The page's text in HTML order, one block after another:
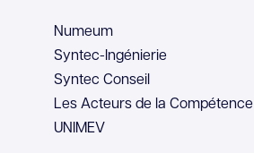
Numeum
Syntec-Ingénierie
Syntec Conseil
Les Acteurs de la Compétence
UNIMEV